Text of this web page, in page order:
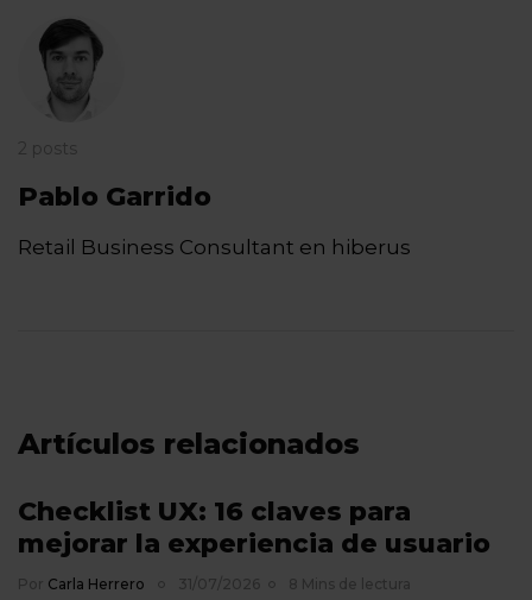
2 posts
Pablo Garrido
Retail Business Consultant en hiberus
Artículos relacionados
Checklist UX: 16 claves para
mejorar la experiencia de usuario
Por Carla Herrero 31/07/2026 8 Mins de lectura